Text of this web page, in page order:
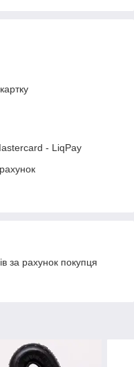
- LiqPay
за рахунок покупця